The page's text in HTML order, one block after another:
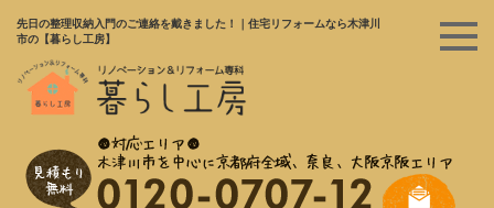
先日の整理収納入門のご連絡を戴きました！｜住宅リフォームなら木津川
市の【暮らし工房】